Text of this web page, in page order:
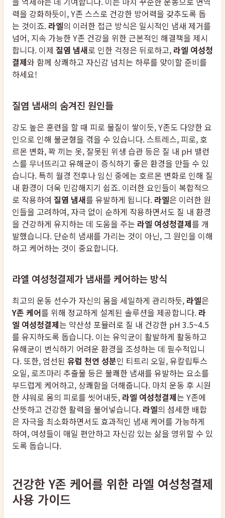
력을 강화하듯이, Y존 스스로 건강한 방어력을 갖추도록 돕
는 것이죠. 라엘의 이러한 접근 방식은 일시적인 냄새 제거를
넘어, 지속 가능한 Y존 건강을 위한 근본적인 해결책을 제시
합니다. 이제 질염 냄새로 인한 걱정은 뒤로하고, 라엘 여성청
결제와 함께 상쾌하고 자신감 넘치는 하루를 맞이할 준비를
하세요!
질염 냄새의 숨겨진 원인들
강도 높은 훈련을 할 때 피로 물질이 쌓이듯, Y존도 다양한 요
인으로 인해 불균형을 겪을 수 있습니다. 스트레스, 피로, 호
르몬 변화, 꽉 끼는 옷, 잘못된 위생 습관 등은 질 내 pH 밸런
스를 무너뜨리고 유해균이 증식하기 좋은 환경을 만들 수 있
습니다. 특히 월경 전후나 임신 중에는 호르몬 변화로 인해 질
내 환경이 더욱 민감해지기 쉽죠. 이러한 요인들이 복합적으
로 작용하여 질염 냄새를 유발하게 됩니다. 라엘은 이러한 원
인들을 고려하여, 자극 없이 순하게 작용하면서도 질 내 환경
을 건강하게 유지하는 데 도움을 주는 라엘 여성청결제를 개
발했습니다. 단순히 냄새를 가리는 것이 아닌, 그 원인을 이해
하고 케어하는 것이 중요합니다.
라엘 여성청결제가 냄새를 케어하는 방식
최고의 운동 선수가 자신의 몸을 세밀하게 관리하듯, 라엘은
Y존 케어를 위해 정교하게 설계된 솔루션을 제공합니다. 라
엘 여성청결제는 약산성 포뮬러로 질 내 건강한 pH 3.5~4.5
를 유지하도록 돕습니다. 이는 유익균이 활발하게 활동하고
유해균이 번식하기 어려운 환경을 조성하는 데 필수적입니
다. 또한, 엄선된 유럽 천연 성분인 티트리 오일, 유칼립투스
오일, 로즈마리 추출물 등은 불쾌한 냄새를 유발하는 요소를
부드럽게 케어하고, 상쾌함을 더해줍니다. 마치 운동 후 시원
한 샤워로 몸의 피로를 씻어내듯, 라엘 여성청결제는 Y존에
산뜻하고 건강한 활력을 불어넣습니다. 라엘의 섬세한 배합
은 자극을 최소화하면서도 효과적인 냄새 케어를 가능하게
하여, 여성들이 매일 편안하고 자신감 있는 삶을 영위할 수 있
도록 돕습니다.
건강한 Y존 케어를 위한 라엘 여성청결제
사용 가이드